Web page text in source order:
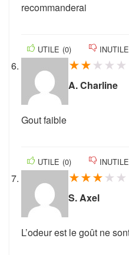
recommanderai
UTILE (0) INUTILE
★★★ ★ ★
A. Charline
Gout faible
UTILE (0) INUTILE
★★★★ ★
S. Axel
L’odeur est le goût ne